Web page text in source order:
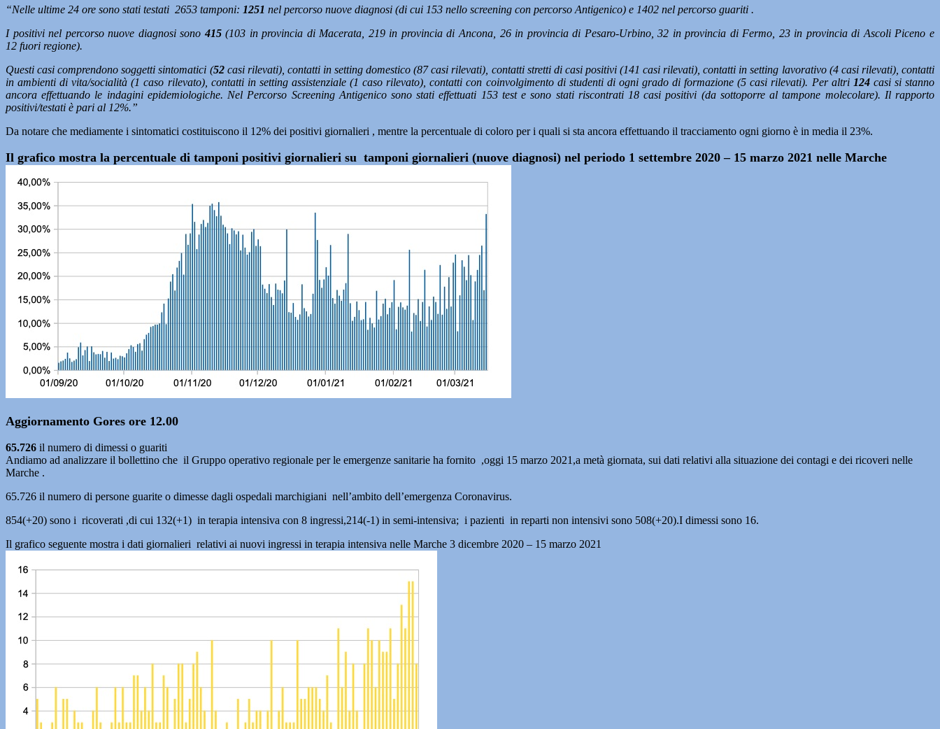
“Nelle ultime 24 ore sono stati testati 2653 tamponi: 1251 nel percorso nuove diagnosi (di cui 153 nello screening con percorso Antigenico) e 1402 nel percorso guariti .
I positivi nel percorso nuove diagnosi sono 415(103 in provincia di Macerata, 219 in provincia di Ancona, 26 in provincia di Pesaro-Urbino, 32 in provincia di Fermo, 23 in provincia di Ascoli Piceno e
12 fuori regione).
Questi casi comprendono soggetti sintomatici (52casi rilevati), contatti in setting domestico (87 casi rilevati), contatti stretti di casi positivi (141 casi rilevati), contatti in setting lavorativo (4 casi rilevati), contatti
in ambienti di vita/socialità (1 caso rilevato), contatti in setting assistenziale (1 caso rilevato), contatti con coinvolgimento di studenti di ogni grado di formazione (5 casi rilevati). Per altri 124 casi si stanno
ancora effettuando le indagini epidemiologiche. Nel Percorso Screening Antigenico sono stati effettuati 153 test e sono stati riscontrati 18 casi positivi (da sottoporre al tampone molecolare). Il rapporto
positivi/testati è pari al 12%.”
Da notare che mediamente i sintomatici costituiscono il 12% dei positivi giornalieri , mentre la percentuale di coloro per i quali si sta ancora effettuando il tracciamento ogni giorno è in media il 23%.
Il grafico mostra la percentuale di tamponi positivi giornalieri su tamponi giornalieri (nuove diagnosi) nel periodo 1 settembre 2020 – 15 marzo 2021 nelle Marche
Aggiornamento Gores ore 12.00
65.726 il numero di dimessi o guariti
Andiamo ad analizzare il bollettino che il Gruppo operativo regionale per le emergenze sanitarie ha fornito ,oggi 15 marzo 2021,a metà giornata, sui dati relativi alla situazione dei contagi e dei ricoveri nelle
Marche .
65.726 il numero di persone guarite o dimesse dagli ospedali marchigiani nell’ambito dell’emergenza Coronavirus.
854(+20) sono i ricoverati ,di cui 132(+1) in terapia intensiva con 8 ingressi,214(-1) in semi-intensiva; i pazienti in reparti non intensivi sono 508(+20).I dimessi sono 16.
Il grafico seguente mostra i dati giornalieri relativi ai nuovi ingressi in terapia intensiva nelle Marche 3 dicembre 2020 – 15 marzo 2021